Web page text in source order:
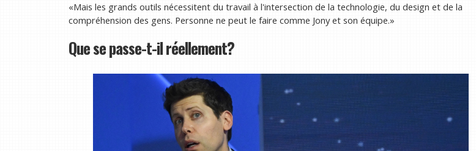
«Mais les grands outils nécessitent du travail à l'intersection de la technologie, du design et de la
compréhension des gens. Personne ne peut le faire comme Jony et son équipe.»
Que se passe-t-il réellement?